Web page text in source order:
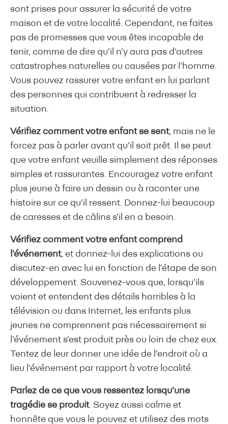
sont prises pour assurer la sécurité de votre
maison et de votre localité. Cependant, ne faites
pas de promesses que vous êtes incapable de
tenir, comme de dire qu’il n’y aura pas d’autres
catastrophes naturelles ou causées par l’homme.
Vous pouvez rassurer votre enfant en lui parlant
des personnes qui contribuent à redresser la
situation.
Vérifiez comment votre enfant se sent, mais ne le
forcez pas à parler avant qu’il soit prêt. Il se peut
que votre enfant veuille simplement des réponses
simples et rassurantes. Encouragez votre enfant
plus jeune à faire un dessin ou à raconter une
histoire sur ce qu’il ressent. Donnez-lui beaucoup
de caresses et de câlins s’il en a besoin.
Vérifiez comment votre enfant comprend
l’événement, et donnez-lui des explications ou
discutez-en avec lui en fonction de l’étape de son
développement. Souvenez-vous que, lorsqu’ils
voient et entendent des détails horribles à la
télévision ou dans Internet, les enfants plus
jeunes ne comprennent pas nécessairement si
l’événement s’est produit près ou loin de chez eux.
Tentez de leur donner une idée de l’endroit où a
lieu l’événement par rapport à votre localité.
Parlez de ce que vous ressentez lorsqu’une
tragédie se produit. Soyez aussi calme et
honnête que vous le pouvez et utilisez des mots